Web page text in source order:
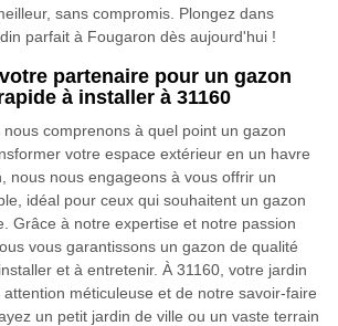
sans compromis. Plongez dans
parfait à Fougaron dès aujourd'hui !
partenaire pour un gazon
à installer à 31160
comprenons à quel point un gazon
votre espace extérieur en un havre
nous nous engageons à vous offrir un
idéal pour ceux qui souhaitent un gazon
Grâce à notre expertise et notre passion
vous garantissons un gazon de qualité
et à entretenir. À 31160, votre jardin
méticuleuse et de notre savoir-faire
un petit jardin de ville ou un vaste terrain